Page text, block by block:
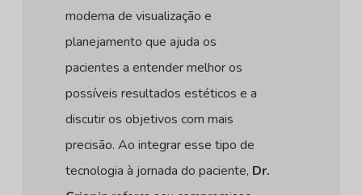
moderna de visualização e
planejamento que ajuda os
pacientes a entender melhor os
possíveis resultados estéticos e a
discutir os objetivos com mais
precisão. Ao integrar esse tipo de
tecnologia à jornada do paciente, Dr.